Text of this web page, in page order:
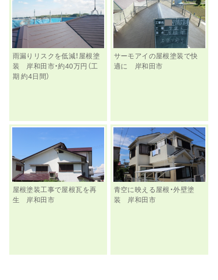
雨漏りリスクを低減！屋根塗
装 岸和田市・約40万円（工
期 約4日間）
サーモアイの屋根塗装で快
適に 岸和田市
屋根塗装工事で屋根瓦を再
生 岸和田市
青空に映える屋根・外壁塗
装 岸和田市